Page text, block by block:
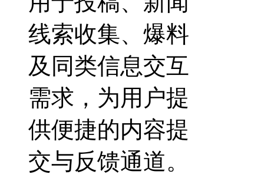
线索收集、爆料
及同类信息交互
需求，为用户提
供便捷的内容提
交与反馈通道。